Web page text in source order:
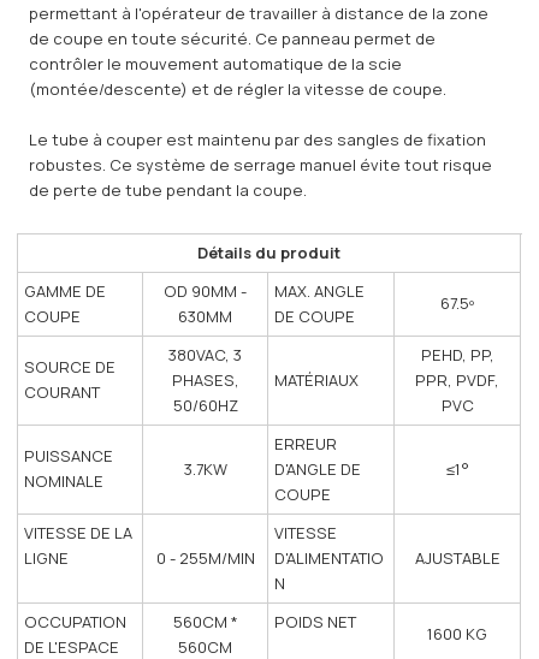
permettant à l'opérateur de travailler à distance de la zone
de coupe en toute sécurité. Ce panneau permet de
contrôler le mouvement automatique de la scie
(montée/descente) et de régler la vitesse de coupe.
Le tube à couper est maintenu par des sangles de fixation
robustes. Ce système de serrage manuel évite tout risque
de perte de tube pendant la coupe.
Détails du produit
GAMME DE
COUPE
OD 90MM -
630MM
MAX. ANGLE
DE COUPE
67.5º
SOURCE DE
COURANT
380VAC, 3
PHASES,
50/60HZ
MATÉRIAUX
PEHD, PP,
PPR, PVDF,
PVC
PUISSANCE
NOMINALE
3.7KW
ERREUR
D'ANGLE DE
COUPE
≤1°
VITESSE DE LA
LIGNE
0 - 255M/MIN
VITESSE
D'ALIMENTATIO
N
AJUSTABLE
OCCUPATION
DE L'ESPACE
560CM *
560CM
POIDS NET
1600 KG